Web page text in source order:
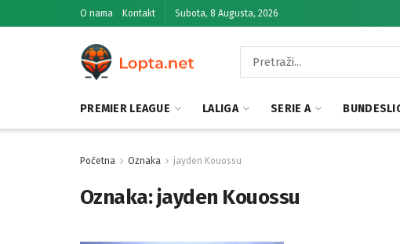
O nama Kontakt Subota, 8 Augusta, 2026
PREMIER LEAGUE LALIGA SERIE A
Početna Oznaka jayden Kouossu
Oznaka:jayden Kouossu